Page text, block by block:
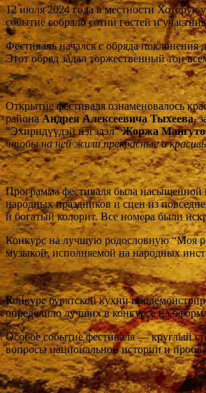
12 июля 2024 года в местности
событие собрало сотни гостей и
Фестиваль начался с обряда
Этот обряд задал торжественный тон
Открытие фестиваля ознаменовалось
районаАндрея Алексеевича Тыхеева,
“Эхиридүүдэй нэгэдэл”Жоржа
чтобы на ней жили прекрасные и
Программа фестиваля была насыщенной
народных праздников и сцен из
и богатый колорит. Все номера были
Конкурс на лучшую родословную “Моя
музыкой, исполняемой на народных
Конкурс бурятской кухни
определило лучших в конкурсе на
Особое событие фестиваля — круглый
вопросы национальной истории и